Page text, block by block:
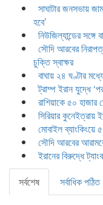
সাঘাটার জনসভায়
হবে’
নিউজিল্যান্ডের
সৌদি আরবের
চুক্তি স্বাক্ষর
বাঘায় ২৪ ঘণ্টার
ট্রাম্প ইরান যুদ্ধে
রাশিয়াকে ৫০
সিরিয়ার কুনেইত্রায়
মোবাইল ব্যাংকিংয়ে
সৌদি আরবের
ইরানের বিরুদ্ধে
সর্বশেষ
সর্বাধিক পঠিত